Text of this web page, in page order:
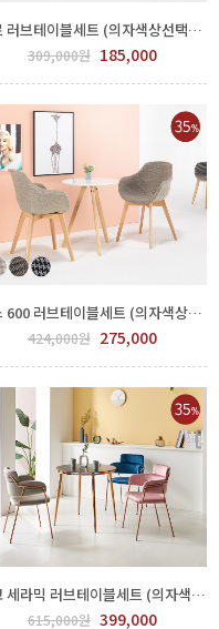
큐르 러브테이블세트 (의자색상선택) FPP69-0001.2
309,000원 185,000
체스 600 러브테이블세트 (의자색상선택) FPP75-0001.2
424,000원 275,000
티고 세라믹 러브테이블세트 (의자색상선택) FPP62-0003.4
615,000원 399,000